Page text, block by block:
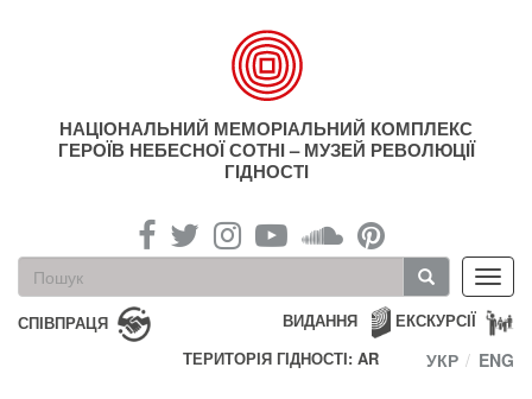
НАЦІОНАЛЬНИЙ МЕМОРІАЛЬНИЙ КОМПЛЕКС
ГЕРОЇВ НЕБЕСНОЇ СОТНІ – МУЗЕЙ РЕВОЛЮЦІЇ
ГІДНОСТІ
Пошукова
форма
Пошук
СПІВПРАЦЯ ЕКСКУРСІЇ
ВИДАННЯ
ТЕРИТОРІЯ ГІДНОСТІ: AR
УКР ENG